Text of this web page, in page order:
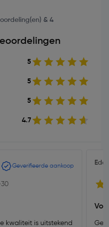
& 4
5
5
5
4.7
Geverifieerde aankoop
kwaliteit is uitstekend